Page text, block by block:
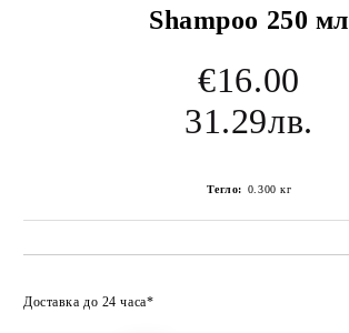
Shampoo 250 мл
€16.00
31.29лв.
Тегло: 0.300 кг
Доставка до 24 часа*